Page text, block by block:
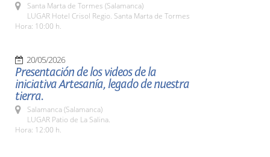
Santa Marta de Tormes (Salamanca)
LUGAR Hotel Crisol Regio. Santa Marta de Tormes
Hora: 10:00 h.
20/05/2026
Presentación de los videos de la
iniciativa Artesanía, legado de nuestra
tierra.
Salamanca (Salamanca)
LUGAR Patio de La Salina.
Hora: 12:00 h.